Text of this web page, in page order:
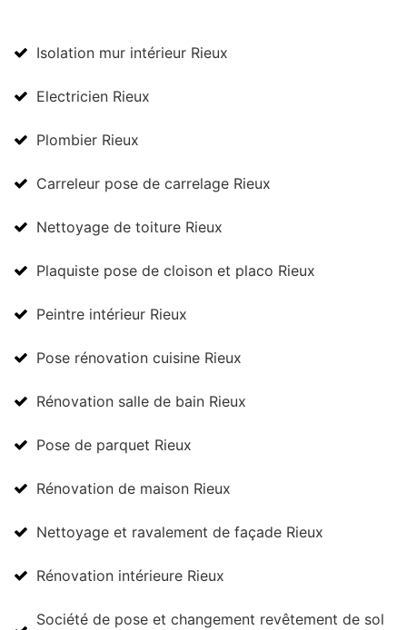
Isolation mur intérieur Rieux
Electricien Rieux
Plombier Rieux
Carreleur pose de carrelage Rieux
Nettoyage de toiture Rieux
Plaquiste pose de cloison et placo Rieux
Peintre intérieur Rieux
Pose rénovation cuisine Rieux
Rénovation salle de bain Rieux
Pose de parquet Rieux
Rénovation de maison Rieux
Nettoyage et ravalement de façade Rieux
Rénovation intérieure Rieux
Société de pose et changement revêtement de sol